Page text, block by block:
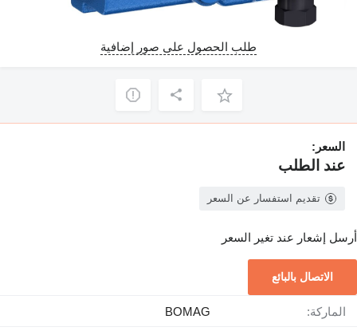
طلب الحصول على صور إضافية
السعر:
عند الطلب
تقديم استفسار عن السعر
أرسل إشعار عند تغير السعر
الاتصال بالبائع
الماركة: BOMAG